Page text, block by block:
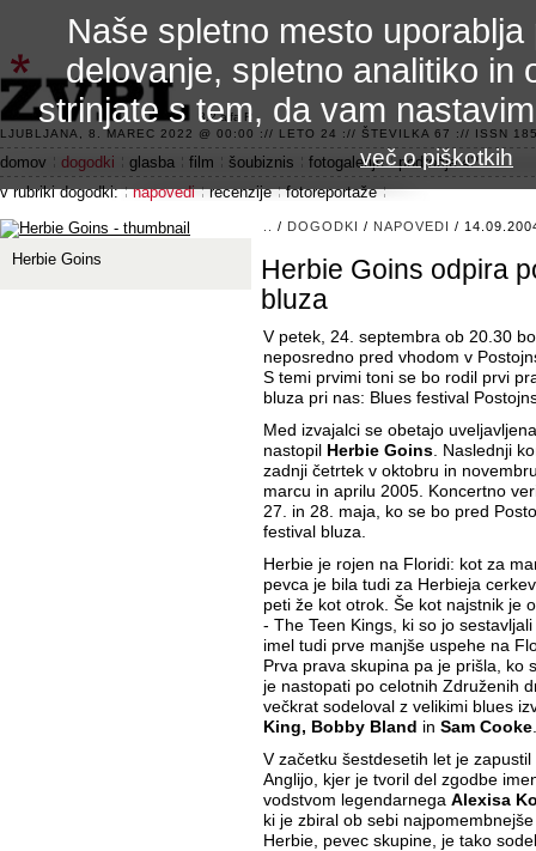
3.2 alfa R
LJUBLJANA, 8. MAREC 2022 @ 00:00 :// LETO 24 :// ŠTEVILKA 67 :// ISSN
domov dogodki glasba film šoubiznis fotogalerije
področje 42
v rubriki dogodki:
napovedi recenzije fotoreportaže
/ DOGODKI / NAPOVEDI /
Herbie Goins odpira
bluza
V petek, 24. septembra ob 20.30
neposredno pred vhodom v
S temi prvimi toni se bo rodil prvi
bluza pri nas: Blues festival
Med izvajalci se obetajo
nastopil
Herbie Goins. Naslednji
zadnji četrtek v oktobru in
marcu in aprilu 2005. Koncertno
27. in 28. maja, ko se bo pred
festival bluza.
Herbie je rojen na Floridi: kot za
pevca je bila tudi za Herbieja
peti že kot otrok. Še kot najstnik je
- The Teen Kings, ki so jo
imel tudi prve manjše uspehe na
Prva prava skupina pa je prišla, ko
je nastopati po celotnih Združenih
večkrat sodeloval z velikimi blues
King, Bobby Bland in Sam Cooke.
V začetku šestdesetih let je
Anglijo, kjer je tvoril del zgodbe
vodstvom legendarnega Alexisa
ki je zbiral ob sebi
Herbie, pevec skupine, je tako
Herbie Goins
Naše spletno mesto
delovanje, spletno analitiko in
strinjate s tem, da vam
več o piškotkih